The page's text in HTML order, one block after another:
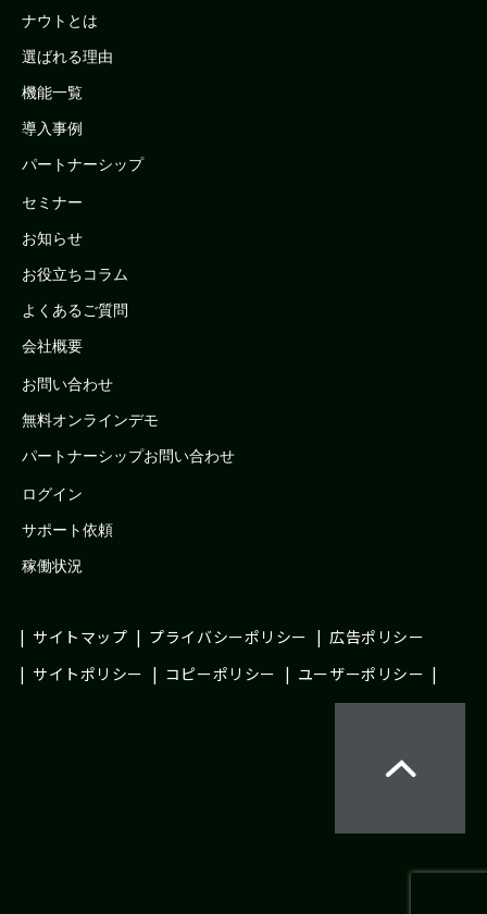
ナウトとは
選ばれる理由
機能一覧
導入事例
パートナーシップ
セミナー
お知らせ
お役立ちコラム
よくあるご質問
会社概要
お問い合わせ
無料オンラインデモ
パートナーシップお問い合わせ
ログイン
サポート依頼
稼働状況
サイトマップ プライバシーポリシー
広告ポリシー
サイトポリシー
コピーポリシー ユーザーポリシー